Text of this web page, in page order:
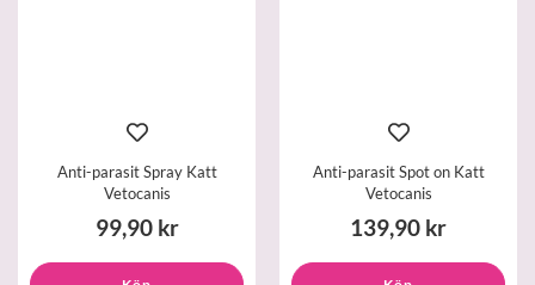
Anti-parasit Spray Katt
Vetocanis
99,90 kr
Anti-parasit Spot on Katt
Vetocanis
139,90 kr